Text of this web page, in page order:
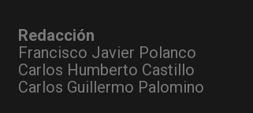
Redacción
Francisco Javier Polanco
Carlos Humberto Castillo
Carlos Guillermo Palomino